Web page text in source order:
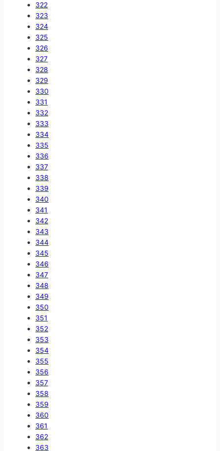
322
323
324
325
326
327
328
329
330
331
332
333
334
335
336
337
338
339
340
341
342
343
344
345
346
347
348
349
350
351
352
353
354
355
356
357
358
359
360
361
362
363